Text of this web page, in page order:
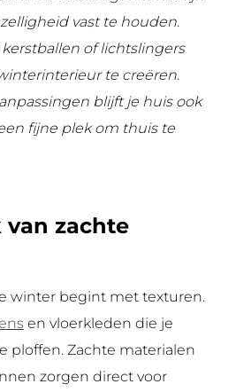
vast te houden.
of lichtslingers
te creëren.
blijft je huis ook
fijne plek om thuis te
van zachte
winter begint met texturen.
en vloerkleden die je
ploffen. Zachte materialen
zorgen direct voor